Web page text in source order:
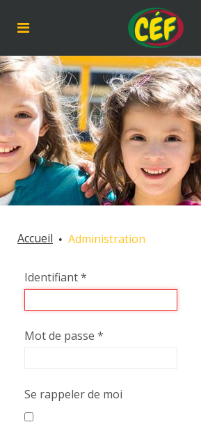
Accueil Administration
Identifiant*
Mot de passe *
Se rappeler de moi